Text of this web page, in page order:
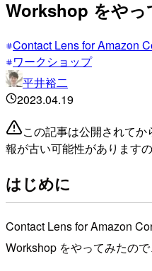
Workshop をやっ
Contact Lens for Amazon
ワークショップ
平井裕二
2023.04.19
この記事は公開されて
報が古い可能性があります
はじめに
Contact Lens for Amazon
Workshop をやってみたので